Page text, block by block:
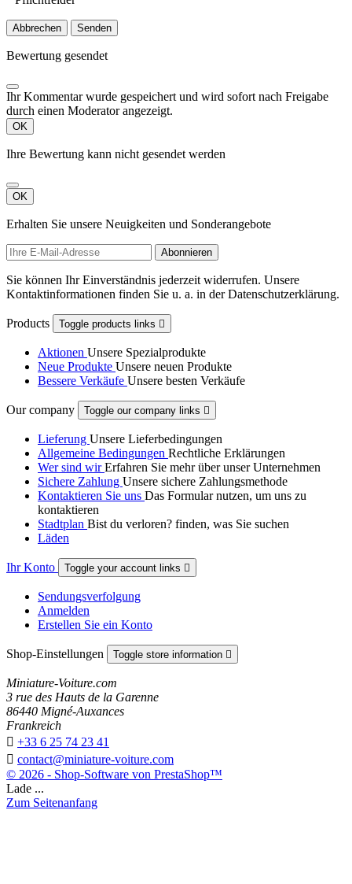
Abbrechen Senden
Bewertung gesendet
Ihr Kommentar wurde gespeichert und wird sofort nach Freigabe
durch einen Moderator angezeigt.
OK
Ihre Bewertung kann nicht gesendet werden
OK
Erhalten Sie unsere Neuigkeiten und Sonderangebote
Sie können Ihr Einverständnis jederzeit widerrufen. Unsere
Kontaktinformationen finden Sie u. a. in der Datenschutzerklärung.
Products Toggle products links 
Aktionen Unsere Spezialprodukte
Neue Produkte Unsere neuen Produkte
Bessere Verkäufe Unsere besten Verkäufe
Our company Toggle our company links 
Lieferung Unsere Lieferbedingungen
Allgemeine Bedingungen Rechtliche Erklärungen
Wer sind wirErfahren Sie mehr über unser Unternehmen
Sichere Zahlung Unsere sichere Zahlungsmethode
Kontaktieren Sie uns Das Formular nutzen, um uns zu
kontaktieren
Stadtplan Bist du verloren? finden, was Sie suchen
Läden
Ihr Konto Toggle your account links 
Sendungsverfolgung
Anmelden
Erstellen Sie ein Konto
Shop-Einstellungen Toggle store information 
Miniature-Voiture.com
3 rue des Hauts de la Garenne
86440 Migné-Auxances
Frankreich
 +33 6 25 74 23 41
 contact@miniature-voiture.com
© 2026 - Shop-Software von PrestaShop™
Lade ...
Zum Seitenanfang